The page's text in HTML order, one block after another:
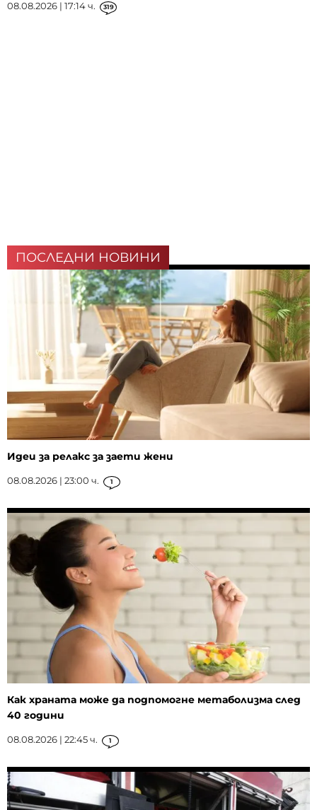
08.08.2026 | 17:14 ч. 319
ПОСЛЕДНИ НОВИНИ
Идеи за релакс за заети жени
08.08.2026 | 23:00 ч. 1
Как храната може да подпомогне метаболизма след
40 години
08.08.2026 | 22:45 ч. 1